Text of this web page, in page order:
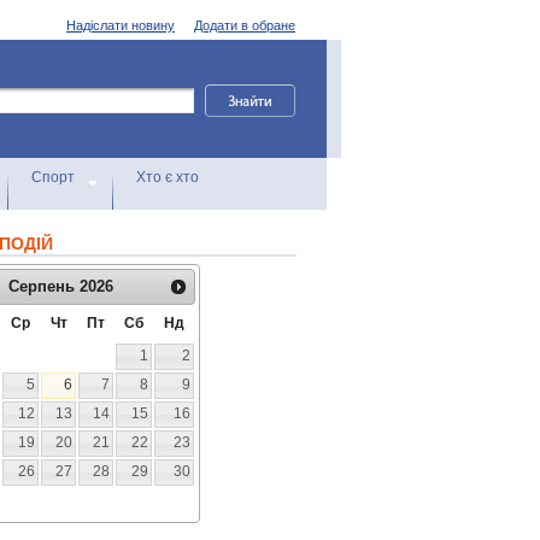
Додати в обране
Надіслати новину
Спорт Хто є хто
Серпень 2026
Ср Чт Пт Сб
Нд
1
2
5 6 7 8
9
12 13 14 15
16
19 20 21 22
23
26 27 28 29
30